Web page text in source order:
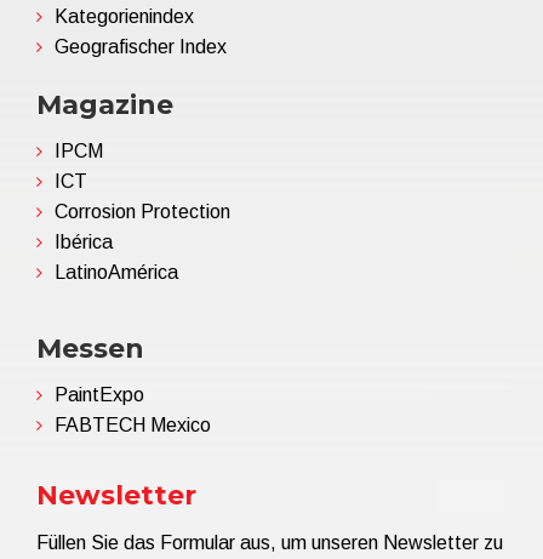
Kategorienindex
Geografischer Index
Magazine
IPCM
ICT
Corrosion Protection
Ibérica
LatinoAmérica
Messen
PaintExpo
FABTECH Mexico
Newsletter
Füllen Sie das Formular aus, um unseren Newsletter zu